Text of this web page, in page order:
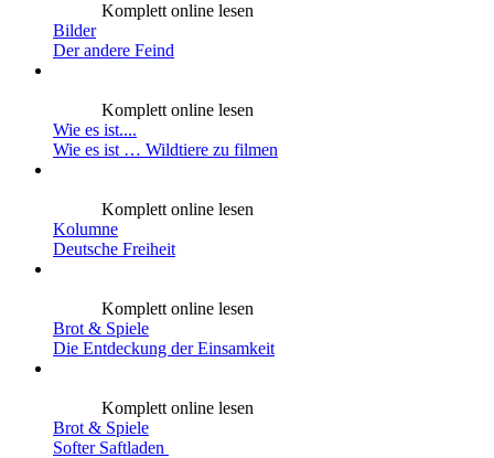
Komplett online lesen
Bilder
Der andere Feind
Komplett online lesen
Wie es ist....
Wie es ist … Wildtiere zu filmen
Komplett online lesen
Kolumne
Deutsche Freiheit
Komplett online lesen
Brot & Spiele
Die Entdeckung der Einsamkeit
Komplett online lesen
Brot & Spiele
Softer Saftladen